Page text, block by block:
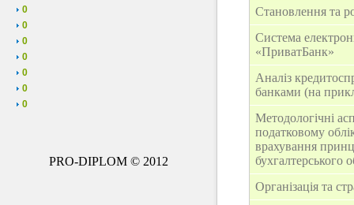
0
0
0
0
0
0
0
PRO-DIPLOM © 2012
Становлення та
Система
«ПриватБанк»
Аналіз
банками (на
Методологічні
податковому
врахування
бухгалтерського
Організація та